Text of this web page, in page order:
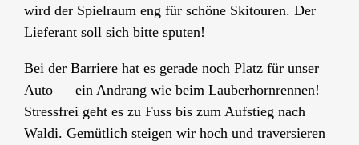
wird der Spielraum eng für schöne Skitouren. Der
Lieferant soll sich bitte sputen!
Bei der Barriere hat es gerade noch Platz für unser
Auto — ein Andrang wie beim Lauberhornrennen!
Stressfrei geht es zu Fuss bis zum Aufstieg nach
Waldi. Gemütlich steigen wir hoch und traversieren